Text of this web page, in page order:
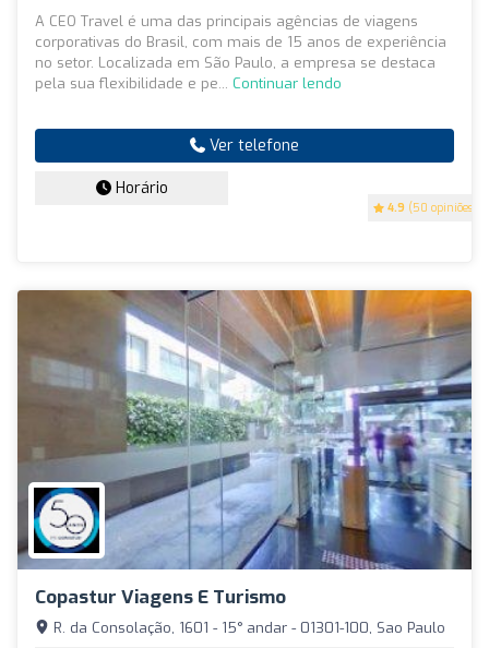
4.9 (50 opiniões)
A CEO Travel é uma das principais agências de viagens
corporativas do Brasil, com mais de 15 anos de experiência
no setor. Localizada em São Paulo, a empresa se destaca
pela sua flexibilidade e pe... Continuar lendo
Ver telefone
Horário
Copastur Viagens E Turismo
R. da Consolação, 1601 - 15° andar - 01301-100, Sao Paulo